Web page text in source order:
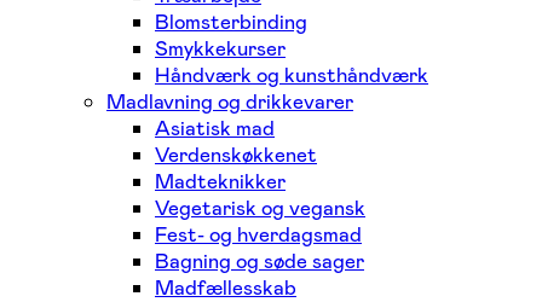
Blomsterbinding
Smykkekurser
Håndværk og kunsthåndværk
Madlavning og drikkevarer
Asiatisk mad
Verdenskøkkenet
Madteknikker
Vegetarisk og vegansk
Fest- og hverdagsmad
Bagning og søde sager
Madfællesskab